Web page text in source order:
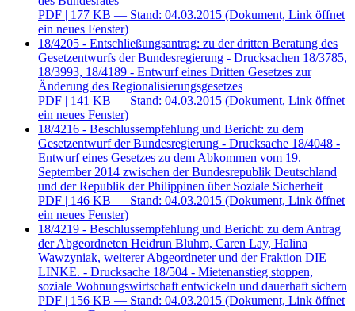
PDF | 177 KB — Stand: 04.03.2015 (Dokument, Link öffnet
ein neues Fenster)
18/4205 - Entschließungsantrag: zu der dritten Beratung des
Gesetzentwurfs der Bundesregierung - Drucksachen 18/3785,
18/3993, 18/4189 - Entwurf eines Dritten Gesetzes zur
Änderung des Regionalisierungsgesetzes
PDF | 141 KB — Stand: 04.03.2015 (Dokument, Link öffnet
ein neues Fenster)
18/4216 - Beschlussempfehlung und Bericht: zu dem
Gesetzentwurf der Bundesregierung - Drucksache 18/4048 -
Entwurf eines Gesetzes zu dem Abkommen vom 19.
September 2014 zwischen der Bundesrepublik Deutschland
und der Republik der Philippinen über Soziale Sicherheit
PDF | 146 KB — Stand: 04.03.2015 (Dokument, Link öffnet
ein neues Fenster)
18/4219 - Beschlussempfehlung und Bericht: zu dem Antrag
der Abgeordneten Heidrun Bluhm, Caren Lay, Halina
Wawzyniak, weiterer Abgeordneter und der Fraktion DIE
LINKE. - Drucksache 18/504 - Mietenanstieg stoppen,
soziale Wohnungswirtschaft entwickeln und dauerhaft sichern
PDF | 156 KB — Stand: 04.03.2015 (Dokument, Link öffnet